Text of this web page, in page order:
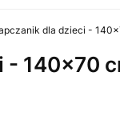
dla dzieci -
140x70